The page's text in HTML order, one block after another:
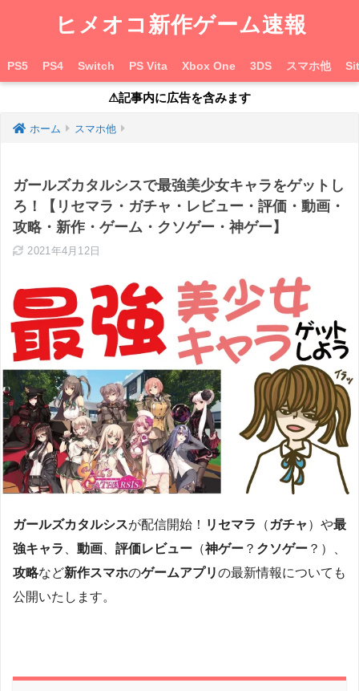
ヒメオコ新作ゲーム速報
PS5 PS4 Switch PS Vita Xbox One 3DS スマホ他
⚠︎記事内に広告を含みます
ホーム スマホ他
ガールズカタルシスで最強美少女キャラをゲットし
ろ！【リセマラ・ガチャ・レビュー・評価・動画・
攻略・新作・ゲーム・クソゲー・神ゲー】
2021年4月12日
ガールズカタルシスが配信開始！ リセマラ （ ガチャ ）や最
強キャラ
動画 評価レビュー （神ゲー ？ クソゲー ？）、
攻略など新作スマホのゲームアプリの最新情報についても
公開いたします。